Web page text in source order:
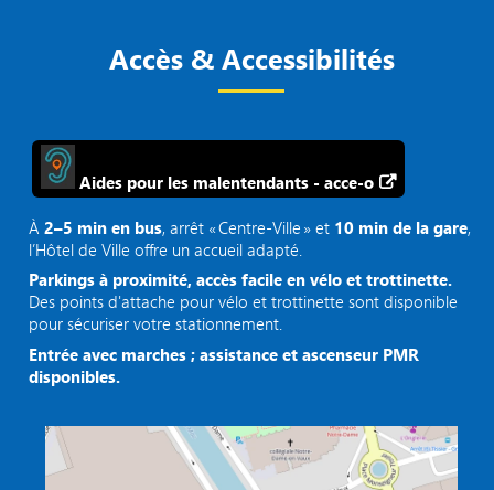
Accès & Accessibilités
Aides pour les malentendants - acce-o
À2–5 min en bus, arrêt « Centre‑Ville » et 10 min de la gare,
l’Hôtel de Ville offre un accueil adapté.
Parkings à proximité, accès facile en vélo et trottinette.
Des points d'attache pour vélo et trottinette sont disponible
pour sécuriser votre stationnement.
Entrée avec marches ; assistance et ascenseur PMR
disponibles.